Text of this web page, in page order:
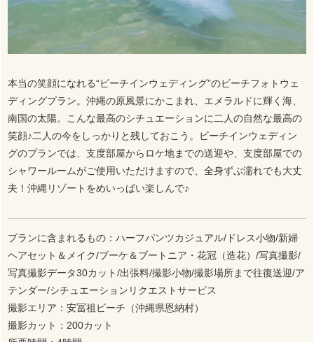
本当の笑顔になれる“ビーチインウェディング”のビーチフォトウェ
ディングプラン。沖縄の原風景にかこまれ、エメラルドに輝く海、
南国の太陽。こんな最高のシチュエーションに二人の自然な最高の
笑顔♪二人の今をしっかりと残しておこう。ビーチインウェディン
グのプランでは、支度部屋からロケ地までの送迎や、支度部屋での
シャワールームがご使用いただけますので、全身ずぶ濡れでも大丈
夫！沖縄リゾートをめいっぱい楽しんで♪
プランに含まれるもの：ハーフパンツカジュアル/ドレス小物/新婦
ヘアセット＆メイク/ブーケ＆ブートニア・花冠（造花）/写真撮影/
写真撮影データ30カット/出張料/撮影小物/撮影場所まで往復送迎/ア
テンダー/シチュエーションリクエストサービス
撮影エリア：安冨祖ビーチ（沖縄県恩納村）
撮影カット：200カット